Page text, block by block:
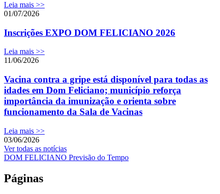
Leia mais >>
01/07/2026
Inscrições EXPO DOM FELICIANO 2026
Leia mais >>
11/06/2026
Vacina contra a gripe está disponível para todas as
idades em Dom Feliciano; município reforça
importância da imunização e orienta sobre
funcionamento da Sala de Vacinas
Leia mais >>
03/06/2026
Ver todas as notícias
DOM FELICIANO Previsão do Tempo
Páginas